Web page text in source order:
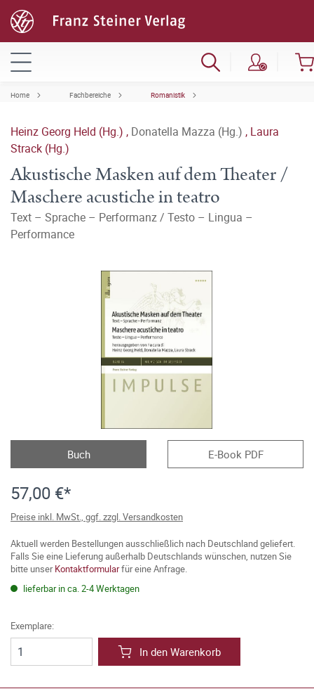
Home Fachbereiche Romanistik
Heinz Georg Held (Hg.) , Donatella Mazza (Hg.) , Laura
Strack (Hg.)
Akustische Masken auf dem Theater /
Maschere acustiche in teatro
Text – Sprache – Performanz / Testo – Lingua –
Performance
Buch E-Book PDF
57,00 €*
Preise inkl. MwSt., ggf. zzgl. Versandkosten
Aktuell werden Bestellungen ausschließlich nach Deutschland geliefert.
Falls Sie eine Lieferung außerhalb Deutschlands wünschen, nutzen Sie
bitte unserKontaktformularfür eine Anfrage.
lieferbar in ca. 2-4 Werktagen
Exemplare:
In den Warenkorb